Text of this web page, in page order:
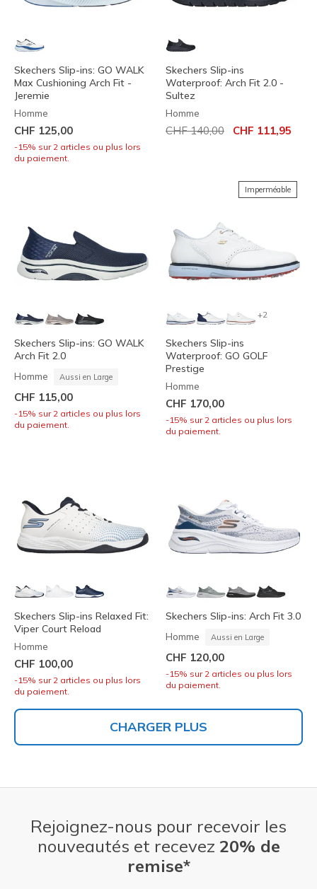
Skechers Slip-ins: GO WALK
Max Cushioning Arch Fit -
Jeremie
Homme
CHF 125,00
-15% sur 2 articles ou plus lors
du paiement.
Skechers Slip-ins
Waterproof: Arch Fit 2.0 -
Sultez
Homme
Prix réduit de
CHF 140,00 CHF 111,95
Skechers Slip-ins: GO WALK
Arch Fit 2.0
Homme Aussi en Large
CHF 115,00
-15% sur 2 articles ou plus lors
du paiement.
Imperméable
+2
Skechers Slip-ins
Waterproof: GO GOLF
Prestige
Homme
CHF 170,00
-15% sur 2 articles ou plus lors
du paiement.
Skechers Slip-ins Relaxed Fit:
Viper Court Reload
Homme
CHF 100,00
-15% sur 2 articles ou plus lors
du paiement.
Skechers Slip-ins: Arch Fit 3.0
Homme Aussi en Large
CHF 120,00
-15% sur 2 articles ou plus lors
du paiement.
CHARGER PLUS
Rejoignez-nous pour recevoir les
nouveautés et recevez 20% de
remise*